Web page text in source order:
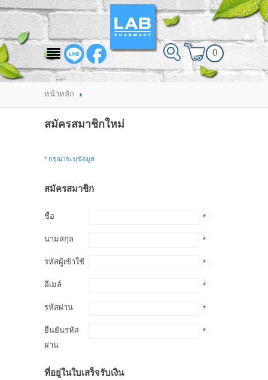
สินค้าที่สนใจ
HOME
ABOUT LAB PHARMACY
PRODUCT
แจ้งชำระเงิน
CONTACT US
BRANCH
0
หน้าหลัก
สมัครสมาชิกใหม่
* กรุณาระบุข้อมูล
สมัครสมาชิก
ชื่อ *
นามสกุล *
รหัสผู้เข้าใช้ *
อีเมล์ *
รหัสผ่าน *
ยืนยันรหัส
ผ่าน
*
ที่อยู่ในใบเสร็จรับเงิน